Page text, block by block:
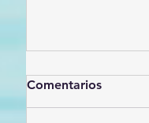
Comentarios